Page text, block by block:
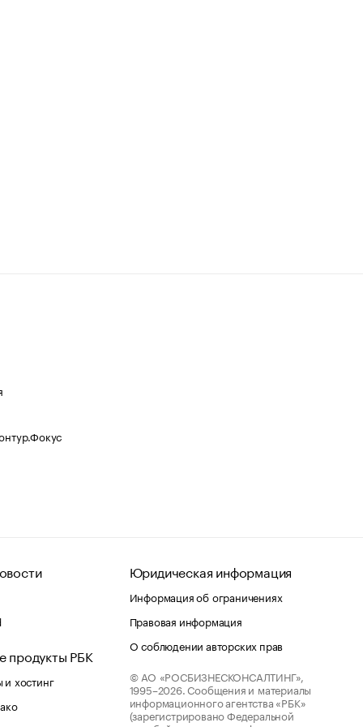
продукты РБК
хостинг
Юридическая информация
Информация об ограничениях
Правовая информация
О соблюдении авторских прав
© АО «РОСБИЗНЕСКОНСАЛТИНГ»,
1995–2026. Сообщения и материалы
информационного агентства «РБК»
(зарегистрировано Федеральной